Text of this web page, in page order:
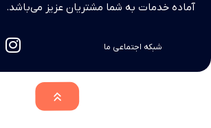
آماده خدمات به شما مشتریان عزیز می‌باشد.
شبکه اجتماعی ما